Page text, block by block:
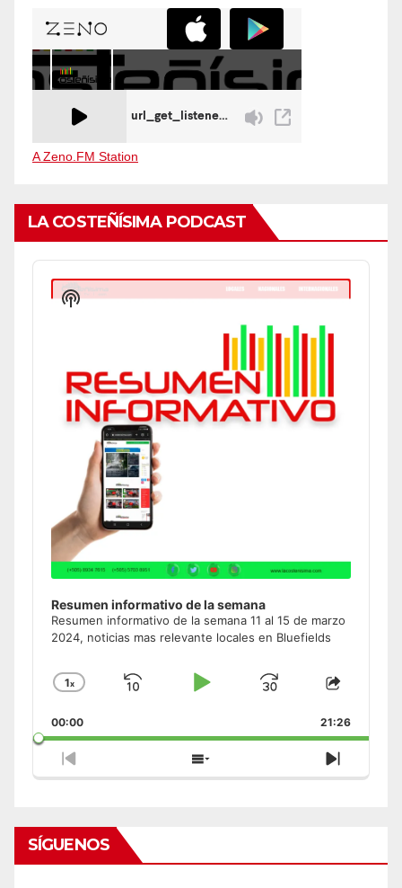
A Zeno.FM Station
LA COSTEÑÍSIMA PODCAST
Audio
Player
Resumen informativo de la semana
Resumen informativo de la semana 11 al 15 de marzo
2024, noticias mas relevante locales en Bluefields
Change
Rate
1x
Skip
Play
Jump
Forward
Share
Episode
00:00 21:26
Previous
Episode
Show
Episodes
Next
Episode
Show
SÍGUENOS